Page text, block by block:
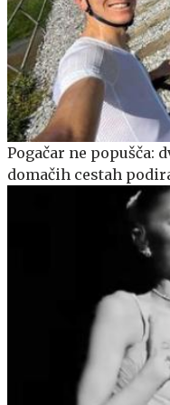
Pogačar ne popušča:
domačih cestah